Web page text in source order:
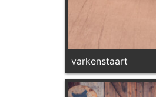
varkenstaart